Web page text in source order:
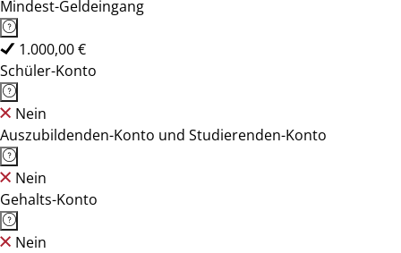
Mindest-Geldeingang
1.000,00 €
Schüler-Konto
Nein
Auszubildenden-Konto und Studierenden-Konto
Nein
Gehalts-Konto
Nein